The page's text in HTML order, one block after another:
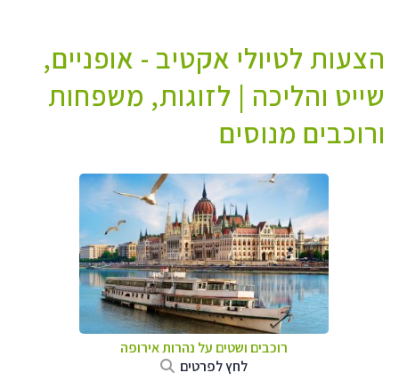
הצעות לטיולי אקטיב - אופניים,
שייט והליכה | לזוגות, משפחות
ורוכבים מנוסים
רוכבים ושטים על נהרות אירופה
לחץ לפרטים